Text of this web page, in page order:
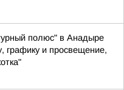
полюс" в Анадыре
графику и просвещение,